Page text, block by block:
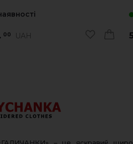
00 UAH
– це яскравий